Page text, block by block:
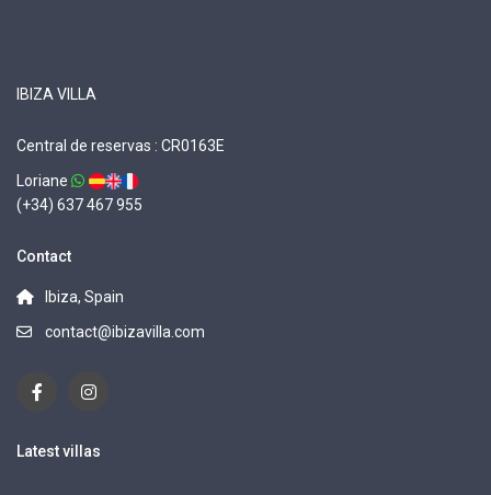
IBIZA VILLA
Central de reservas : CR0163E
Loriane
(+34) 637 467 955
Contact
Ibiza, Spain
contact@ibizavilla.com
Latest villas